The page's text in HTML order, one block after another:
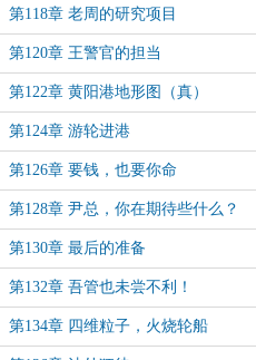
第118章 老周的研究项目
第120章 王警官的担当
第122章 黄阳港地形图（真）
第124章 游轮进港
第126章 要钱，也要你命
第128章 尹总，你在期待些什么？
第130章 最后的准备
第132章 吾管也未尝不利！
第134章 四维粒子，火烧轮船